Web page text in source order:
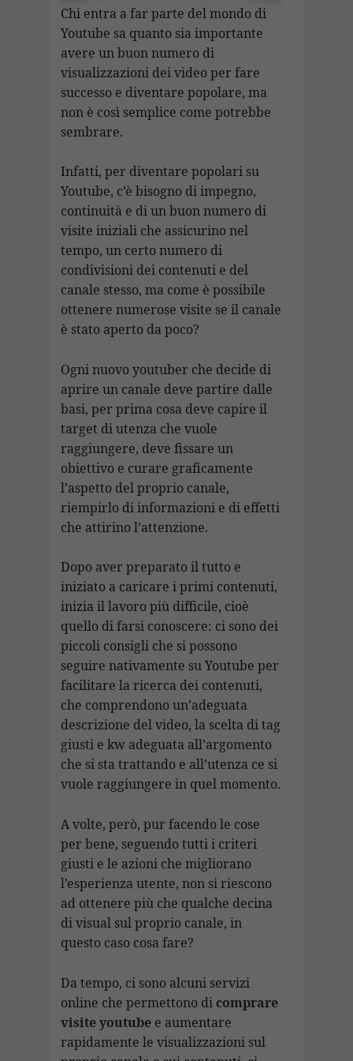
Chi entra a far parte del mondo di
Youtube sa quanto sia importante
avere un buon numero di
visualizzazioni dei video per fare
successo e diventare popolare, ma
non è così semplice come potrebbe
sembrare.
Infatti, per diventare popolari su
Youtube, c’è bisogno di impegno,
continuità e di un buon numero di
visite iniziali che assicurino nel
tempo, un certo numero di
condivisioni dei contenuti e del
canale stesso, ma come è possibile
ottenere numerose visite se il canale
è stato aperto da poco?
Ogni nuovo youtuber che decide di
aprire un canale deve partire dalle
basi, per prima cosa deve capire il
target di utenza che vuole
raggiungere, deve fissare un
obiettivo e curare graficamente
l’aspetto del proprio canale,
riempirlo di informazioni e di effetti
che attirino l’attenzione.
Dopo aver preparato il tutto e
iniziato a caricare i primi contenuti,
inizia il lavoro più difficile, cioè
quello di farsi conoscere: ci sono dei
piccoli consigli che si possono
seguire nativamente su Youtube per
facilitare la ricerca dei contenuti,
che comprendono un’adeguata
descrizione del video, la scelta di tag
giusti e kw adeguata all’argomento
che si sta trattando e all’utenza ce si
vuole raggiungere in quel momento.
A volte, però, pur facendo le cose
per bene, seguendo tutti i criteri
giusti e le azioni che migliorano
l’esperienza utente, non si riescono
ad ottenere più che qualche decina
di visual sul proprio canale, in
questo caso cosa fare?
Da tempo, ci sono alcuni servizi
online che permettono di comprare
visite youtubee aumentare
rapidamente le visualizzazioni sul